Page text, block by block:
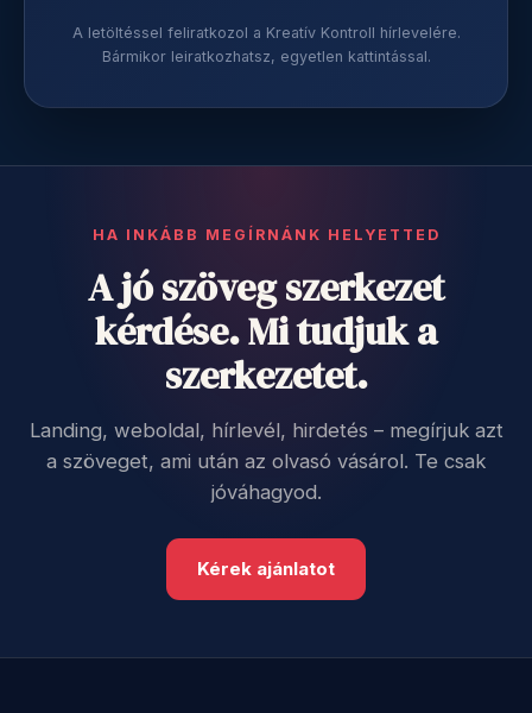
A letöltéssel feliratkozol a Kreatív Kontroll hírlevelére.
Bármikor leiratkozhatsz, egyetlen kattintással.
HA INKÁBB MEGÍRNÁNK HELYETTED
A jó szöveg szerkezet
kérdése. Mi tudjuk a
szerkezetet.
Landing, weboldal, hírlevél, hirdetés – megírjuk azt
a szöveget, ami után az olvasó vásárol. Te csak
jóváhagyod.
Kérek ajánlatot